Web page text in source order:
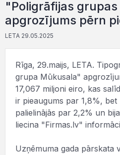
"Poligrāfijas
apgrozījums pērn
LETA 29.05.2025
Rīga, 29.maijs, LETA.
grupa Mūkusala"
17,067 miljoni eiro, kas
ir pieaugums par 1,8%, bet
palielinājās par 2,2% un
liecina "Firmas.lv"
Uzņēmuma gada pārskata